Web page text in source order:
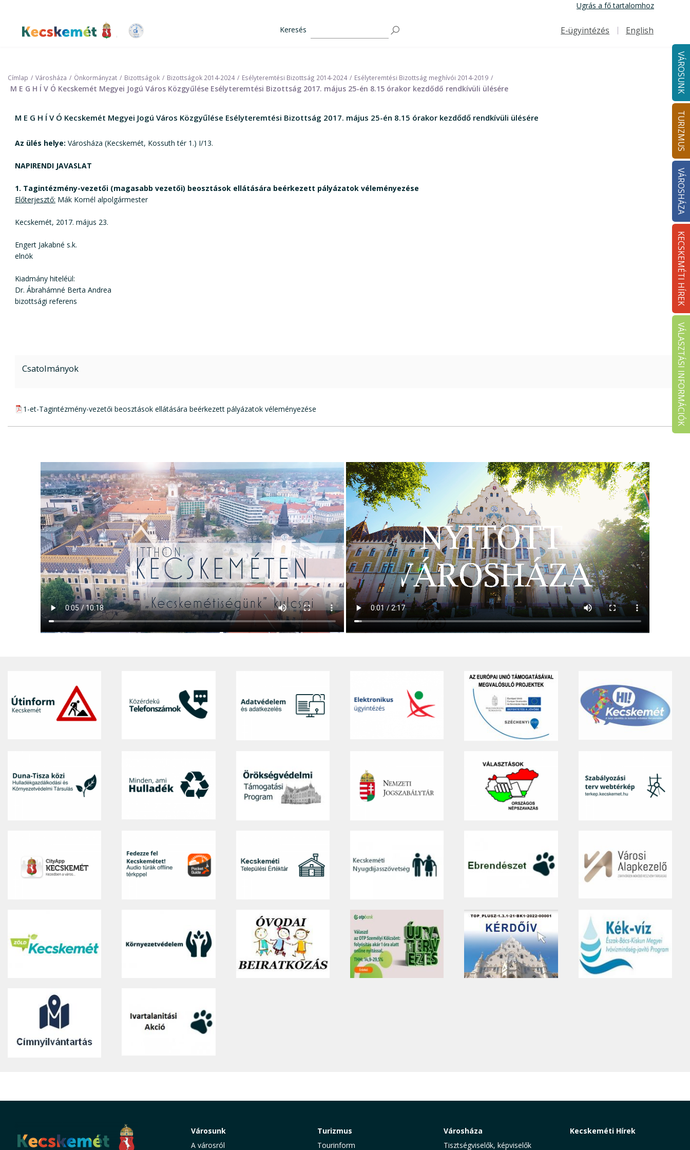
tartalomra
Ugrás a fő tartalomhoz
Kecskemét Város Honlapja
Keresés
Felső navigáció
E-ügyintézés English
VÁROSUNK
TURIZMUS
VÁROSHÁZA
KECSKEMÉTI HÍREK
VÁLASZTÁSI INFORMÁCIÓK
Címlap Városháza Önkormányzat Bizottságok Bizottságok 2014-2024 Esélyteremtési Bizottság 2014-2024 Esélyteremtési Bizottság meghívói 2014-2019
M E G H Í V Ó Kecskemét Megyei Jogú Város Közgyűlése Esélyteremtési Bizottság 2017. május 25-én 8.15 órakor kezdődő rendkívüli ülésére
M E G H Í V Ó Kecskemét Megyei Jogú Város Közgyűlése Esélyteremtési Bizottság 2017. május 25-én 8.15 órakor kezdődő rendkívüli ülésére
Az ülés helye: Városháza (Kecskemét, Kossuth tér 1.) I/13.
NAPIRENDI JAVASLAT
1. Tagintézmény-vezetői (magasabb vezetői) beosztások ellátására beérkezett pályázatok véleményezése
Előterjesztő: Mák Kornél alpolgármester
Kecskemét, 2017. május 23.
Engert Jakabné s.k.
elnök
Kiadmány hiteléül:
Dr. Ábrahámné Berta Andrea
bizottsági referens
Csatolmányok
pdf csatolmány:
1-et-Tagintézmény-vezetői beosztások ellátására beérkezett pályázatok véleményezése
Városunk
A városról
Turizmus
Tourinform
Városháza
Tisztségviselők, képviselők
Kecskeméti Hírek